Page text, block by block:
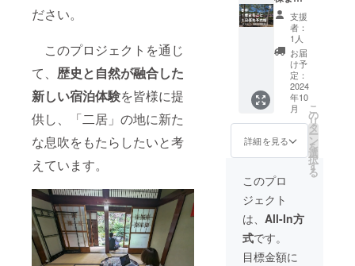
ださい。
このプロジェクトを通じ
て、 歴史と自然が融合した
新しい宿泊体験を皆様に提
供し、「二居」の地に新た
な息吹をもたらしたいと考
えています。
いては
ご相談
いただ
くこと
がござ
いま
す。 ・
相談時
間は3時
間程度
を想定
してい
ます。
・日程
は後日
メール
にてや
りとり
をして
決定さ
案内に
より、
今後の
ご利用
の予約
をお願
いしま
す。 ・
場所：
THE
ITAYA
・有効
期間：
受取り
日から1
年間
ターン
を支援
してく
れた方
は、宿
完成後
に宿泊
費100円
で予約
可能で
す。 ・
利用期
間：5月
中旬～
11月末
・支援
をいた
だいた
後に、
運営側
ごと3日
優先予
約権
（フジ
ロッ
ク、長
岡花火
期間除
く）】
・
「THE
ITAYA」
施設完
成後の1
棟まる
ごと3日
優先予
約権で
す。こ
のリ
支援
者：
1人
お届
け予
定：
2024
年10
月
詳細を見る
こ
の
リ
タ
ー
ン
を
選
択
す
る
このプロ
ジェクト
は、 All-In方
式です。
目標金額に